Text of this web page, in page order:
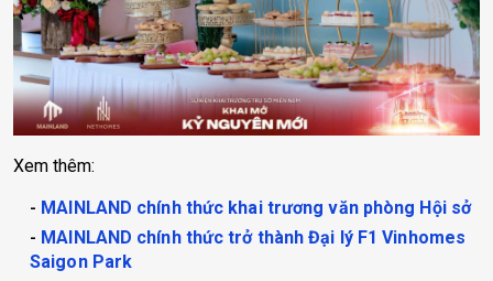
Xem thêm:
MAINLAND chính thức khai trương văn phòng Hội sở
MAINLAND chính thức trở thành Đại lý F1 Vinhomes
Saigon Park